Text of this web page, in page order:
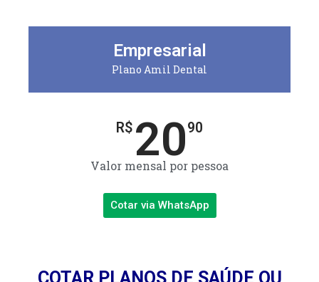
Empresarial
Plano Amil Dental
R$ 2090
Valor mensal por pessoa
Cotar via WhatsApp